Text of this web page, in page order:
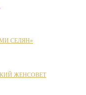
СЕЛЯН»
ЖЕНСОВЕТ